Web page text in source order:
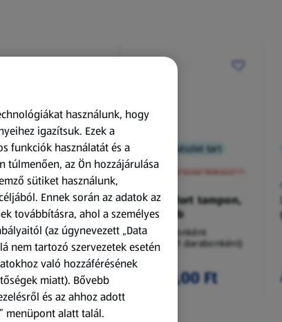
a készlet tart
tampon,
darab
darabonként
Ft/1 darabonként)
799,00 Ft
Amíg a készlet tart
XXL
A termék nem érkezett meg!
Procomfort tampon,
54 darab
54 darabonként
(62,94 Ft/1 darabonként)
3 399,00 Ft
használunk, hogy
igazítsuk. Ezek a
funkciók használatát és a
túlmenően, az Ön hozzájárulása
sütiket használunk,
Ennek során az adatok az
továbbításra, ahol a személyes
(az úgynevezett „Data
nem tartozó szervezetek esetén
való hozzáférésének
miatt). Bővebb
és az ahhoz adott
menüpont alatt talál.